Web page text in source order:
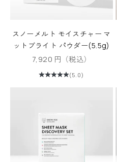
スノーメルト モイスチャー マ
ットブライト パウダー(5.5g)
セール価格
7,920 円（税込）
(5.0)